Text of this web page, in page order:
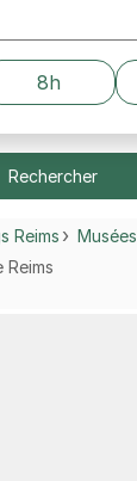
8h
Rechercher
Reims
Musées